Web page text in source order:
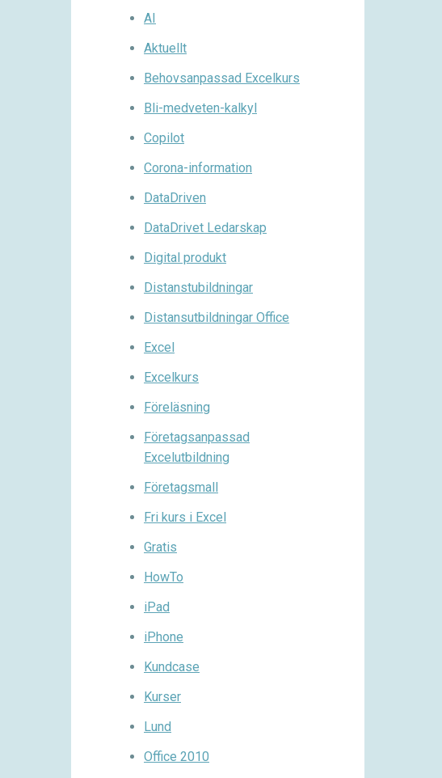
AI
Aktuellt
Behovsanpassad Excelkurs
Bli-medveten-kalkyl
Copilot
Corona-information
DataDriven
DataDrivet Ledarskap
Digital produkt
Distanstubildningar
Distansutbildningar Office
Excel
Excelkurs
Föreläsning
Företagsanpassad
Excelutbildning
Företagsmall
Fri kurs i Excel
Gratis
HowTo
iPad
iPhone
Kundcase
Kurser
Lund
Office 2010